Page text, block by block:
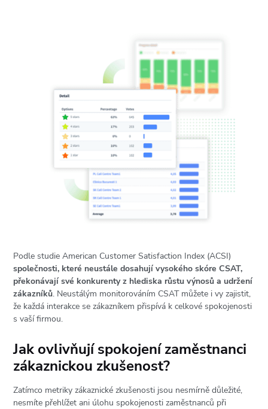
Podle studie American Customer Satisfaction Index (ACSI)
společnosti, které neustále dosahují vysokého skóre CSAT,
překonávají své konkurenty z hlediska růstu výnosů a udržení
zákazníků. Neustálým monitorováním CSAT můžete i vy zajistit,
že každá interakce se zákazníkem přispívá k celkové spokojenosti
s vaší firmou.
Jak ovlivňují spokojení zaměstnanci
zákaznickou zkušenost?
Zatímco metriky zákaznické zkušenosti jsou nesmírně důležité,
nesmíte přehlížet ani úlohu spokojenosti zaměstnanců při